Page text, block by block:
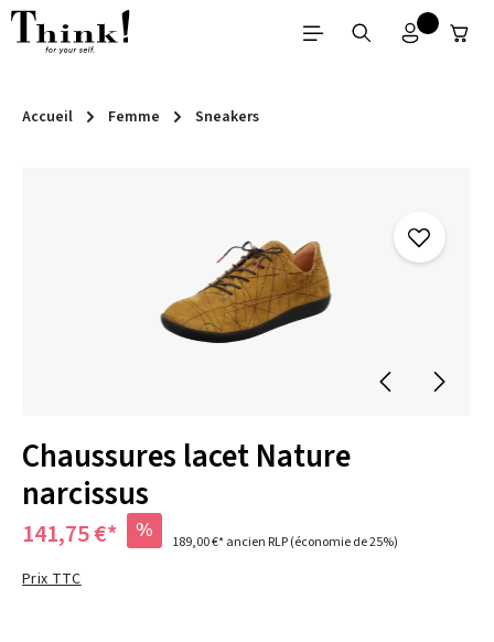
Passer au contenu principal
Accueil Femme Sneakers
Chaussures lacet Nature
narcissus
141,75 €* % 189,00 €*ancien RLP(économie de 25%)
Prix TTC